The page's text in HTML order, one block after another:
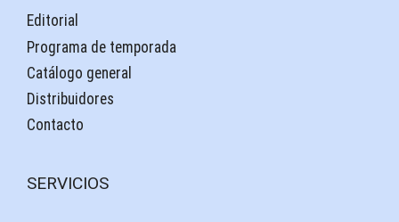
Editorial
Programa de temporada
Catálogo general
Distribuidores
Contacto
SERVICIOS